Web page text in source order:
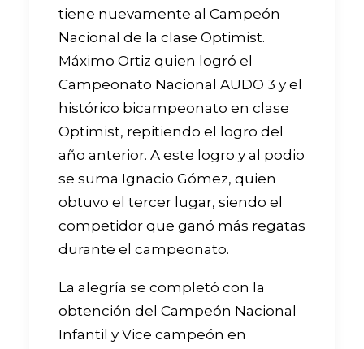
tiene nuevamente al Campeón
Nacional de la clase Optimist.
Máximo Ortiz quien logró el
Campeonato Nacional AUDO 3 y el
histórico bicampeonato en clase
Optimist, repitiendo el logro del
año anterior. A este logro y al podio
se suma Ignacio Gómez, quien
obtuvo el tercer lugar, siendo el
competidor que ganó más regatas
durante el campeonato.
La alegría se completó con la
obtención del Campeón Nacional
Infantil y Vice campeón en